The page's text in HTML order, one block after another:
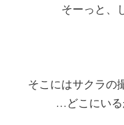
そーっと、
そこにはサクラの
…どこにい